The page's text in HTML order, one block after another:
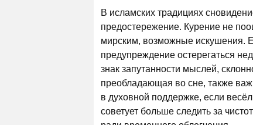
В исламских традициях
предостережение. Курение не
мирским, возможные искушения.
предупреждение остерегаться
знак запутанности мыслей,
преобладающая во сне, также
в духовной поддержке, если
советует больше следить за